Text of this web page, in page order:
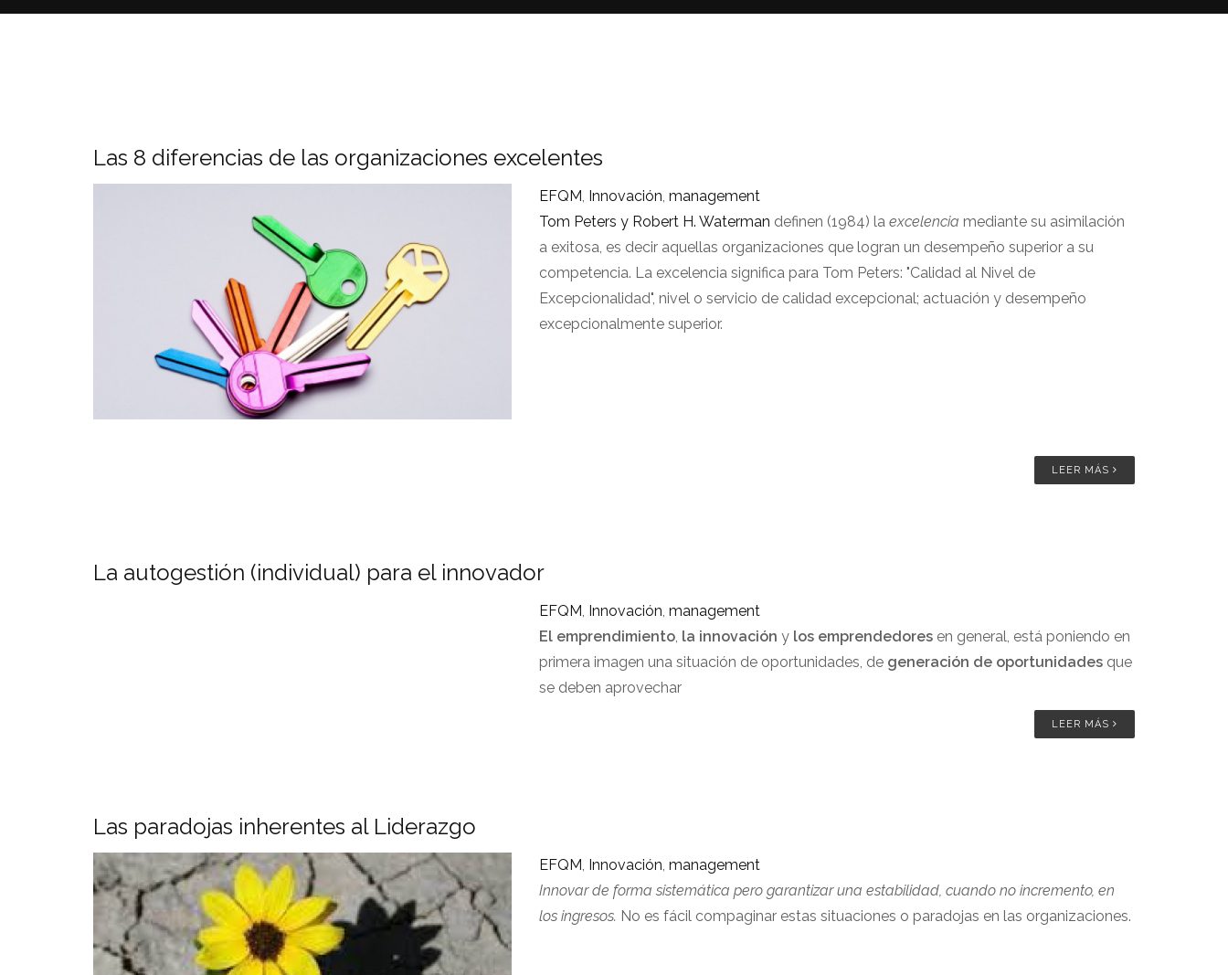
Las 8 diferencias de las organizaciones excelentes
EFQM, Innovación, management
Tom Peters y Robert H. Waterman definen (1984) la excelencia mediante su asimilación
a exitosa, es decir aquellas organizaciones que logran un desempeño superior a su
competencia. La excelencia significa para Tom Peters: "Calidad al Nivel de
Excepcionalidad", nivel o servicio de calidad excepcional; actuación y desempeño
excepcionalmente superior.
LEER MÁS
La autogestión (individual) para el innovador
EFQM, Innovación, management
El emprendimiento, la innovación y los emprendedoresen general, está poniendo en
primera imagen una situación de oportunidades, de generación de oportunidadesque
se deben aprovechar
LEER MÁS
Las paradojas inherentes al Liderazgo
EFQM, Innovación, management
Innovar de forma sistemática pero garantizar una estabilidad, cuando no incremento, en
los ingresos. No es fácil compaginar estas situaciones o paradojas en las organizaciones.